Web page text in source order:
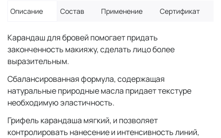
Описание Состав Применение Сертификат
Карандаш для бровей помогает придать
законченность макияжу, сделать лицо более
выразительным.
Сбалансированная формула, содержащая
натуральные природные масла придает текстуре
необходимую эластичность.
Грифель карандаша мягкий, и позволяет
контролировать нанесение и интенсивность линий,